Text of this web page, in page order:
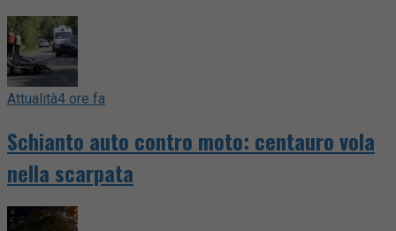
Attualità4 ore fa
Schianto auto contro moto: centauro vola
nella scarpata